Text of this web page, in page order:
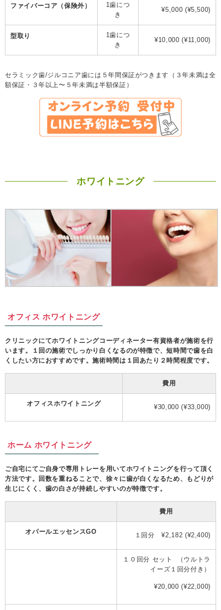
ファイバーコア（保険外）
1歯につ
き
¥5,000 (¥5,500)
型取り
1歯につ
き
¥10,000 (¥11,000)
セラミック歯/ジルコニア歯には５年間保証がつきます（３年未満は全
額保証・３年以上〜５年未満は半額保証）
ホワイトニング
オフィス ホワイトニング
クリニックにてホワイトニングコーディネーター有資格者が施術を行
います。１回の施術でしっかり白くなるのが特徴で、短時間で歯を白
くしたい方におすすめです。施術時間は１回あたり２時間程度です。
費用
オフィスホワイトニング ¥30,000 (¥33,000)
ホーム ホワイトニング
ご自宅にてご自身で専用トレーを用いてホワイトニングを行って頂く
方法です。回数を重ねることで、徐々に歯が白くなるため、もどりが
生じにくく、歯の白さが持続しやすいのが特徴です。
費用
オパールエッセンスGO １回分 ¥2,182 (¥2,400)
１０回分 セット （ウルトラ
イーズ１回分付き）
¥20,000 (¥22,000)